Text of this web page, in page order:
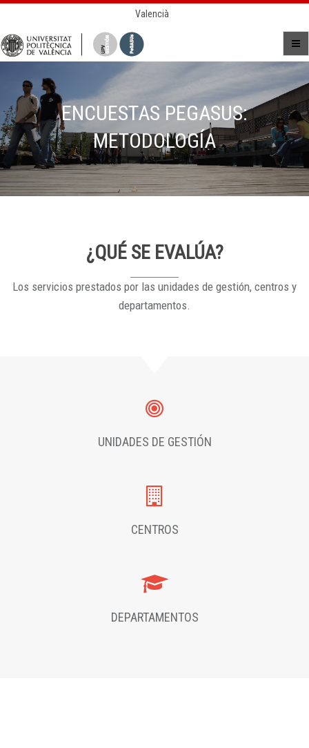
Valencià
ENCUESTAS PEGASUS:
METODOLOGÍA
¿QUÉ SE EVALÚA?
Los servicios prestados por las unidades de gestión, centros y
departamentos.
UNIDADES DE GESTIÓN
CENTROS
DEPARTAMENTOS